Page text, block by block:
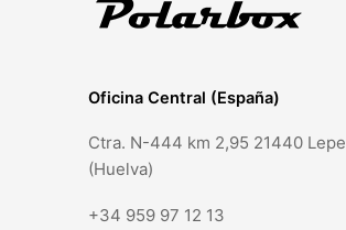
Oficina Central (España)
Ctra. N-444 km 2,95 21440 Lepe
(Huelva)
+34 959 97 12 13